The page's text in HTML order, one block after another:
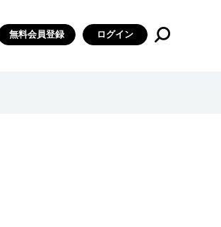
無料会員登録 ログイン